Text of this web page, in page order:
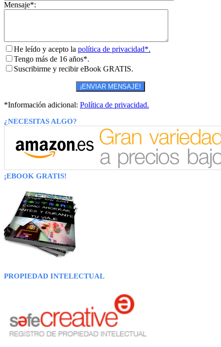
Mensaje*:
He leído y acepto la política de privacidad*.
Tengo más de 16 años*.
Suscribirme y recibir eBook GRATIS.
*Información adicional: Política de privacidad.
¿NECESITAS ALGO?
¡EBOOK GRATIS!
PROPIEDAD INTELECTUAL